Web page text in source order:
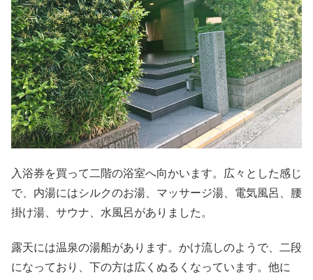
入浴券を買って二階の浴室へ向かいます。広々とした感じ
で、内湯にはシルクのお湯、マッサージ湯、電気風呂、腰
掛け湯、サウナ、水風呂がありました。
露天には温泉の湯船があります。かけ流しのようで、二段
になっており、下の方は広くぬるくなっています。他に